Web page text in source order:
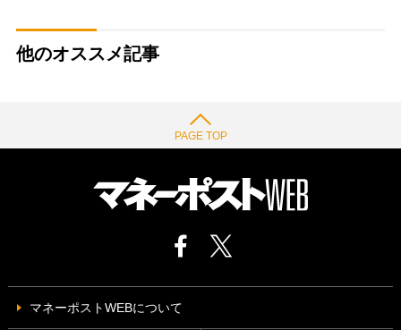
他のオススメ記事
PAGE TOP
マネーポストWEBについて